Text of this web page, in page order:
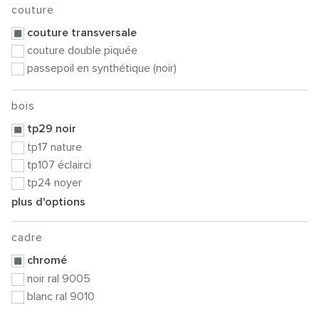
couture
couture transversale
couture double piquée
passepoil en synthétique (noir)
bois
tp29 noir
tp17 nature
tp107 éclairci
tp24 noyer
plus d'options
cadre
chromé
noir ral 9005
blanc ral 9010